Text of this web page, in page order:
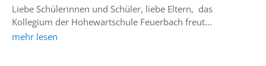
Liebe Schülerinnen und Schüler, liebe Eltern, das
Kollegium der Hohewartschule Feuerbach freut...
mehr lesen